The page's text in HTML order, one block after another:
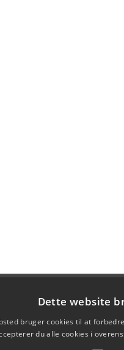
Dette website
bruger cookies til at
du alle cookies i